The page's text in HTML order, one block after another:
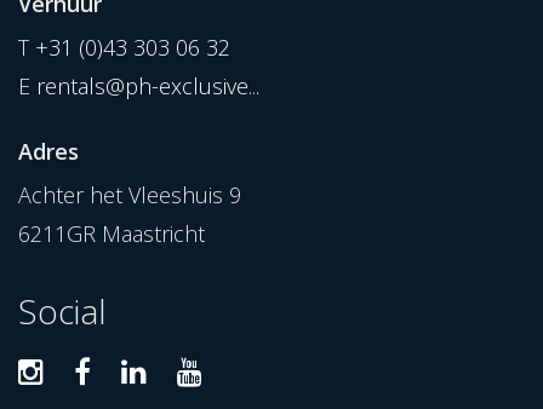
T +31 (0)43 303 06 32
E rentals@ph-exclusive...
Adres
Achter het Vleeshuis 9
6211GR Maastricht
Social